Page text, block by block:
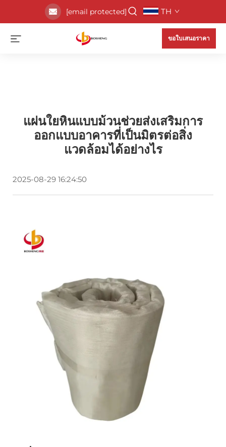
[email protected] TH
ขอใบเสนอราคา
แผ่นใยหินแบบม้วนช่วยส่งเสริมการ
ออกแบบอาคารที่เป็นมิตรต่อสิ่ง
แวดล้อมได้อย่างไร
2025-08-29 16:24:50